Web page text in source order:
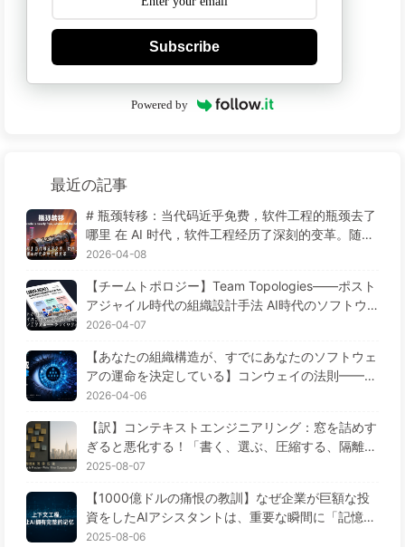
Subscribe
Powered by
最近の記事
# 瓶颈转移：当代码近乎免费，软件工程的瓶颈去了
哪里 在 AI 时代，软件工程经历了深刻的变革。随着
计算机技术的进步，代码的成本近乎免费了。那么，
颈 在传统的软件工程中，瓶颈主要集中在以下几个
方面： * **开发时间**:软件开发是一个复杂的过
程，需要大量的人力和物力。开发时间长，成本高
昂。 * **人力资源**:软件开发需要大量的专业人
才，包括程序员、测试工程师、项目经理等。人力资
源短缺，成本高昂。 * **技术难点**:软件开发中存
计等。这些难点需要专业人才来解决。 ## AI 时代的
软件工程瓶颈 在 AI 时代，软件工程的瓶颈发生了变
化。随着 AI 技术的发展，许多自动化工具和技术出
生成代码，减少开发时间和成本。 * **智能测试**:A
I 技术可以智能测试软件，减少测试时间和成本。 * *
*人工智能助手**:AI 技术可以提供人工智能助手，帮
2026-04-08
【チームトポロジー】Team Topologies——ポスト
アジャイル時代の組織設計手法 AI時代のソフトウ
ェア工学変革——ゆっくり学ぶAI172
2026-04-07
【あなたの組織構造が、すでにあなたのソフトウェ
アの運命を決定している】コンウェイの法則——5
6年間見過ごされてきた経営学の鉄則 AI時代のソフ
2026-04-06
【訳】コンテキストエンジニアリング：窓を詰めす
ぎると悪化する！「書く、選ぶ、圧縮する、隔離す
る」の4ステップで、毒を警戒し、干渉や混乱を防
AI170
2025-08-07
【1000億ドルの痛恨の教訓】なぜ企業が巨額な投
資をしたAIアシスタントは、重要な瞬間に「記憶喪
失」に陥り、競合他社は90%の性能向上を実現する
2025-08-06